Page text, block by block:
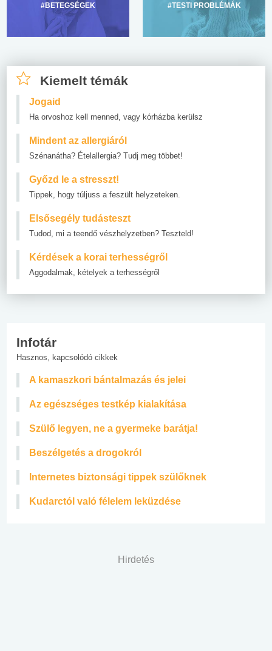
#BETEGSÉGEK #TESTI PROBLÉMÁK
Kiemelt témák
Jogaid
Ha orvoshoz kell menned, vagy kórházba kerülsz
Mindent az allergiáról
Szénanátha? Ételallergia? Tudj meg többet!
Győzd le a stresszt!
Tippek, hogy túljuss a feszült helyzeteken.
Elsősegély tudásteszt
Tudod, mi a teendő vészhelyzetben? Teszteld!
Kérdések a korai terhességről
Aggodalmak, kételyek a terhességről
Infotár
Hasznos, kapcsolódó cikkek
A kamaszkori bántalmazás és jelei
Az egészséges testkép kialakítása
Szülő legyen, ne a gyermeke barátja!
Beszélgetés a drogokról
Internetes biztonsági tippek szülőknek
Kudarctól való félelem leküzdése
Hirdetés